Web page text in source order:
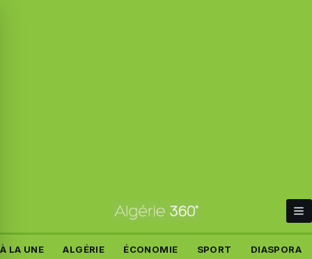
À LA UNE ALGÉRIE ÉCONOMIE SPORT DIASPORA